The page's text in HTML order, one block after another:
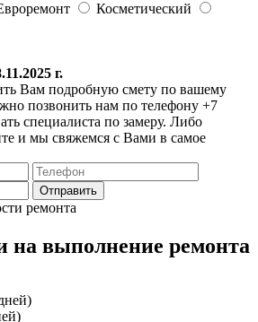
Косметический
г.
Вам подробную смету по вашему
позвонить нам по телефону +7
специалиста по замеру. Либо
и мы свяжемся с Вами в самое
Отправить
на выполнение ремонта